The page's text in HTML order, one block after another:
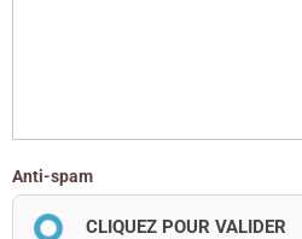
Anti-spam
CLIQUEZ POUR VALIDER